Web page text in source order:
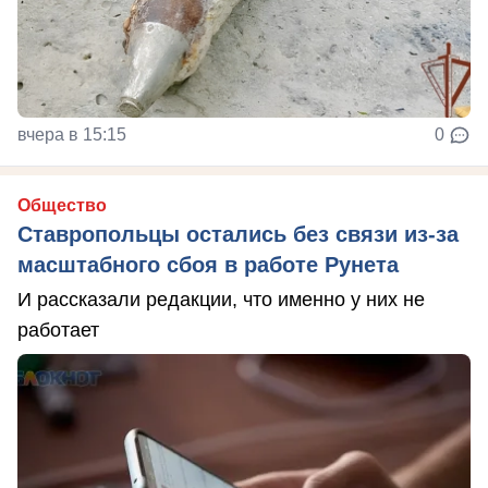
вчера в 15:15 0
Общество
Ставропольцы остались без связи из-за
масштабного сбоя в работе Рунета
И рассказали редакции, что именно у них не
работает